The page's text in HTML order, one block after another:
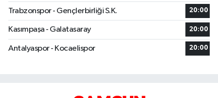
Trabzonspor - Gençlerbirliği S.K. 20:00
Kasımpaşa - Galatasaray 20:00
Antalyaspor - Kocaelispor 20:00